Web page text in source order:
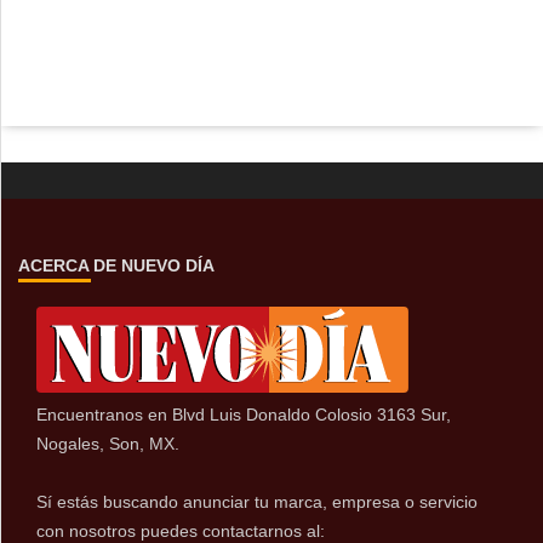
ACERCA DE NUEVO DÍA
Encuentranos en Blvd Luis Donaldo Colosio 3163 Sur,
Nogales, Son, MX.
Sí estás buscando anunciar tu marca, empresa o servicio
con nosotros puedes contactarnos al: